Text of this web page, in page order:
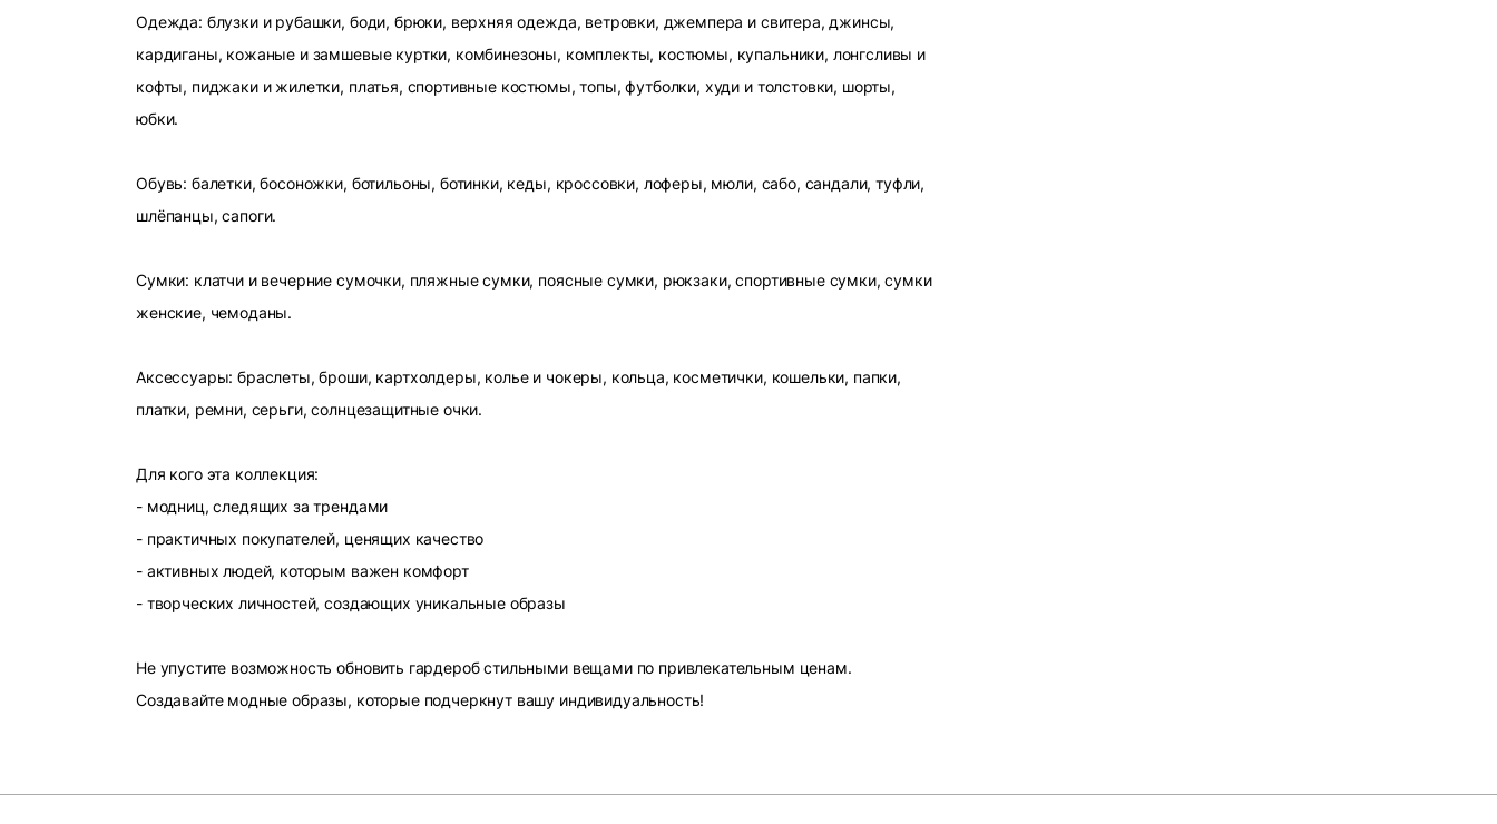
Одежда: блузки и рубашки, боди, брюки, верхняя одежда, ветровки, джемпера и свитера, джинсы,
кардиганы, кожаные и замшевые куртки, комбинезоны, комплекты, костюмы, купальники, лонгсливы и
кофты, пиджаки и жилетки, платья, спортивные костюмы, топы, футболки, худи и толстовки, шорты,
юбки.
Обувь: балетки, босоножки, ботильоны, ботинки, кеды, кроссовки, лоферы, мюли, сабо, сандали, туфли,
шлёпанцы, сапоги.
Сумки: клатчи и вечерние сумочки, пляжные сумки, поясные сумки, рюкзаки, спортивные сумки, сумки
женские, чемоданы.
Аксессуары: браслеты, броши, картхолдеры, колье и чокеры, кольца, косметички, кошельки, папки,
платки, ремни, серьги, солнцезащитные очки.
Для кого эта коллекция:
- модниц, следящих за трендами
- практичных покупателей, ценящих качество
- активных людей, которым важен комфорт
- творческих личностей, создающих уникальные образы
Не упустите возможность обновить гардероб стильными вещами по привлекательным ценам.
Создавайте модные образы, которые подчеркнут вашу индивидуальность!